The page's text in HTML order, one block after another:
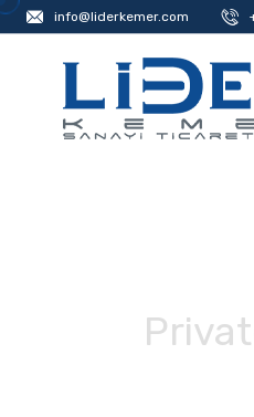
info@liderkemer.com